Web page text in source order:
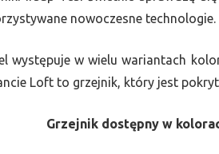
nowoczesne technologie.
występuje w wielu wariantach
Loft to grzejnik, który jest
Grzejnik dostępny w